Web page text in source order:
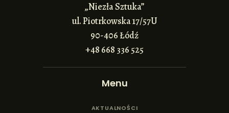
„Niezła Sztuka”
ul. Piotrkowska 17/57U
90-406 Łódź
+48 668 336 525
Menu
AKTUALNOŚCI